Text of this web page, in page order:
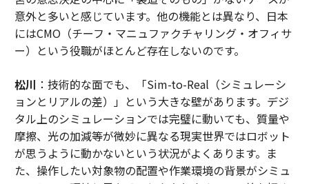
意外と多いと感じています。他の機能とは異なり、日本
にはCMO（チーフ・マニュファクチャリング・オフィサ
ー）という役職がほとんど存在しないのです。
松川 ：技術的な面でも、「Sim-to-Real（シミュレーシ
ョンとリアルの差）」という大きな壁があります。デジ
タル上のシミュレーションでは完璧に動いても、質量や
摩擦、光の加減等が微妙に異なる現実世界ではロボット
が思うように動かないという状況がよくあります。ま
た、操作したい対象物の配置や作業環境の背景がシミュ